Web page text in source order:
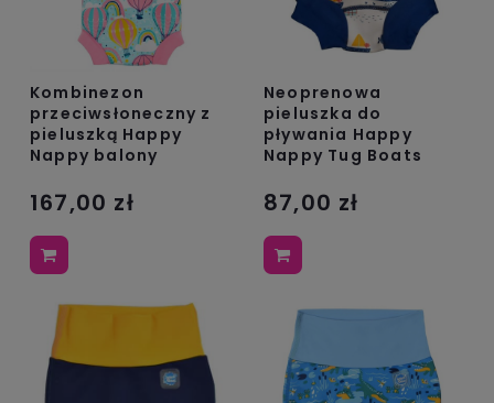
Kombinezon
przeciwsłoneczny z
pieluszką Happy
Nappy balony
167,00 zł
Neoprenowa
pieluszka do
pływania Happy
Nappy Tug Boats
87,00 zł